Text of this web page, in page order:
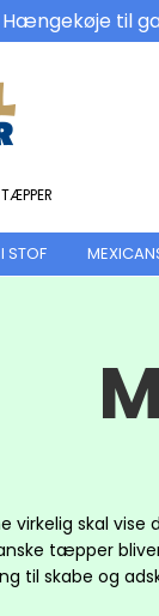
Hængekøje til
STOF
virkelig skal
tæpper
til skabe og